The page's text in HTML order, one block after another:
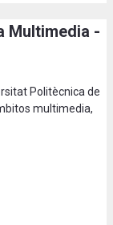
Multimedia -
Politècnica de
multimedia,